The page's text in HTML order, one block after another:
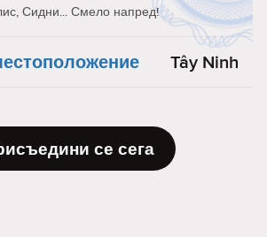
Сидни... Смело напред!
Tây Ninh
се сега